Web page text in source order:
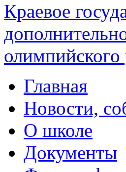
Краевое
олимпийского
Главная
Новости,
О школе
Документы